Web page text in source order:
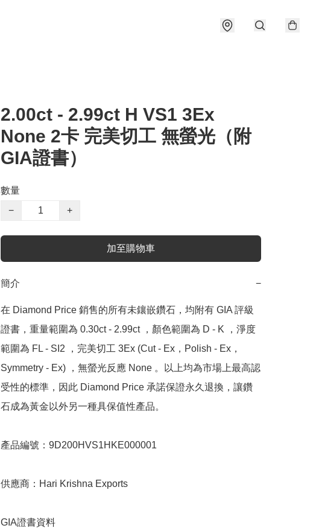
2.00ct - 2.99ct H VS1 3Ex
None 2卡 完美切工 無螢光（附
GIA證書）
數量
−
+
加至購物車
簡介 −
在 Diamond Price 銷售的所有未鑲嵌鑽石，均附有 GIA 評級
證書，重量範圍為 0.30ct - 2.99ct ，顏色範圍為 D - K ，淨度
範圍為 FL - SI2 ，完美切工 3Ex (Cut - Ex，Polish - Ex，
Symmetry - Ex) ，無螢光反應 None 。以上均為市場上最高認
受性的標準，因此 Diamond Price 承諾保證永久退換，讓鑽
石成為黃金以外另一種具保值性產品。
產品編號：9D200HVS1HKE000001
供應商：Hari Krishna Exports
GIA證書資料